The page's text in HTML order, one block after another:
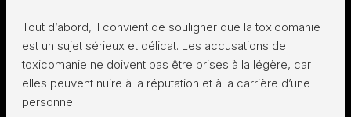
Tout d’abord, il convient de souligner que la toxicomanie
est un sujet sérieux et délicat. Les accusations de
toxicomanie ne doivent pas être prises à la légère, car
elles peuvent nuire à la réputation et à la carrière d’une
personne.